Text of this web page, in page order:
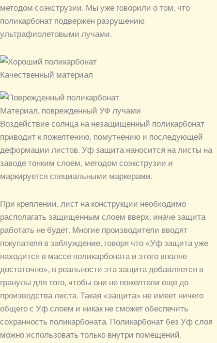
методом соэкструзии. Мы уже говорили о том, что
поликарбонат подвержен разрушению
ультрафиолетовыми лучами.
Качественный материал
Материал, поврежденный УФ лучами
Воздействие солнца на незащищенный поликарбонат
приводит к пожелтению, помутнению и последующей
деформации листов. Уф защита наносится на листы на
заводе тонким слоем, методом соэкструзии и
маркируется специальными маркерами.
При креплении, лист на конструкции необходимо
располагать защищенным слоем вверх, иначе защита
работать не будет. Многие производители вводят
покупателя в заблуждение, говоря что «Уф защита уже
находится в массе поликарбоната и этого вполне
достаточно», в реальности эта защита добавляется в
гранулы для того, чтобы они не пожелтели еще до
производства листа. Такая «защита» не имеет ничего
общего с Уф слоем и никак не сможет обеспечить
сохранность поликарбоната. Поликарбонат без Уф слоя
можно использовать только внутри помещений.